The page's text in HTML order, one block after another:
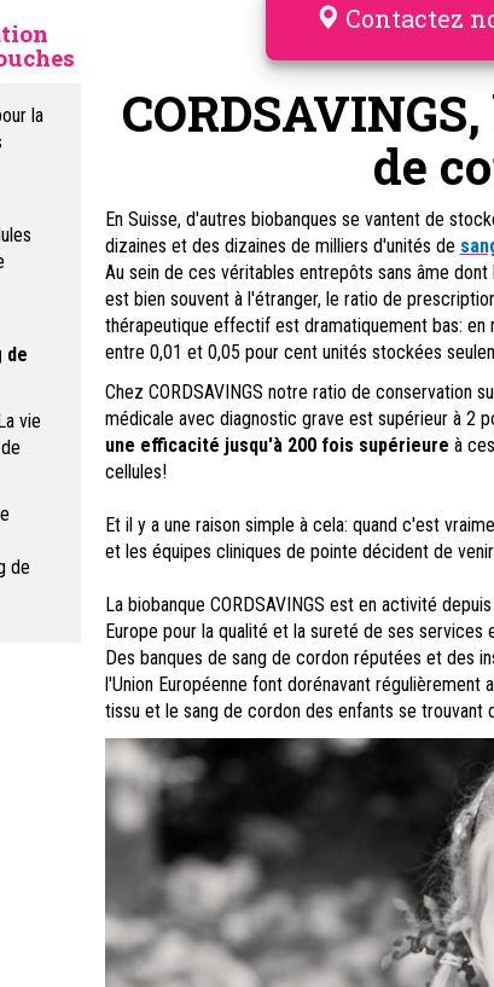
la
de
vie
de
Contactez
de
En Suisse, d'autres biobanques se vantent de
dizaines et des dizaines de milliers d'unités de
Au sein de ces véritables entrepôts sans âme
est bien souvent à l'étranger, le ratio de
thérapeutique effectif est dramatiquement bas: en
entre 0,01 et 0,05 pour cent unités stockées
Chez CORDSAVINGS notre ratio de conservation
médicale avec diagnostic grave est supérieur à 2
une efficacité jusqu'à 200 fois supérieure à
cellules!
Et il y a une raison simple à cela: quand c'est
et les équipes cliniques de pointe décident de
La biobanque CORDSAVINGS est en activité
Europe pour la qualité et la sureté de ses services
Des banques de sang de cordon réputées et des
l'Union Européenne font dorénavant régulièrement
tissu et le sang de cordon des enfants se trouvant